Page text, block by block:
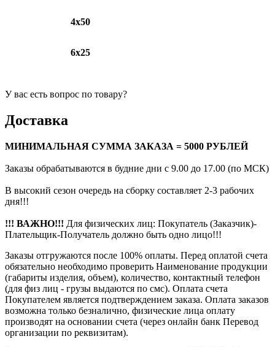
4х50
6х25
У вас есть вопрос по товару?
Доставка
МИНИМАЛЬНАЯ СУММА ЗАКАЗА = 5000 РУБЛЕЙ
Заказы обрабатываются в будние дни с 9.00 до 17.00 (по МСК)
В высокий сезон очередь на сборку составляет 2-3 рабочих
дня!!!
!!! ВАЖНО!!! Для физических лиц: Покупатель (Заказчик)-
Плательщик-Получатель должно быть одно лицо!!!
Заказы отгружаются после 100% оплаты. Перед оплатой счета
обязательно необходимо проверить Наименование продукции
(габариты изделия, объем), количество, контактный телефон
(для физ лиц - грузы выдаются по смс). Оплата счета
Покупателем является подтверждением заказа. Оплата заказов
возможна только безналично, физические лица оплату
производят на основании счета (через онлайн банк Перевод
организации по реквизитам).